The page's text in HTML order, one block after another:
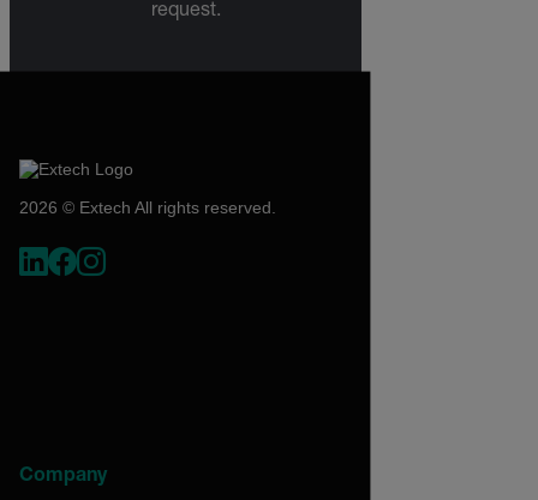
request.
2026 © Extech All rights reserved.
Company